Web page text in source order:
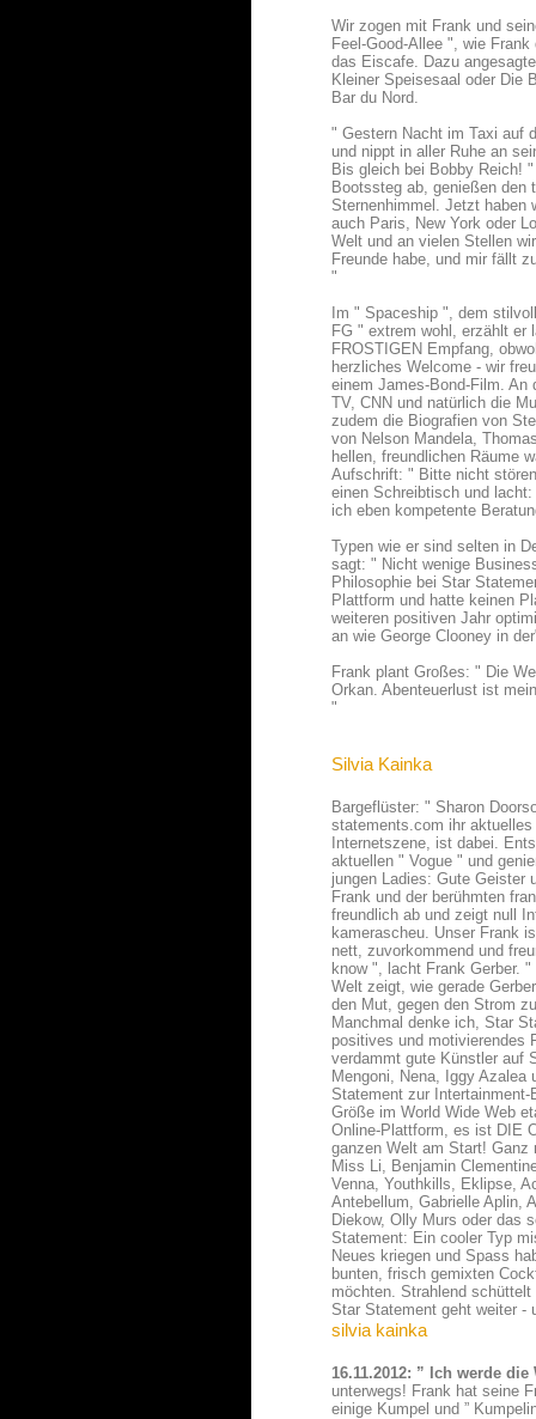
Wir zogen mit Frank und
Feel-Good-Allee ", wie
das Eiscafe. Dazu
Kleiner Speisesaal oder Die
Bar du Nord.
" Gestern Nacht im Taxi auf
und nippt in aller Ruhe an
Bis gleich bei Bobby Reich!
Bootssteg ab, genießen
Sternenhimmel. Jetzt haben
auch Paris, New York oder
Welt und an vielen Stellen
Freunde habe, und mir fällt
"
Im " Spaceship ", dem
FG " extrem wohl, erzählt
FROSTIGEN Empfang,
herzliches Welcome - wir
einem James-Bond-Film. An
TV, CNN und natürlich die
zudem die Biografien von
von Nelson Mandela,
hellen, freundlichen Räume
Aufschrift: " Bitte nicht
einen Schreibtisch und
ich eben kompetente
Typen wie er sind selten in
sagt: " Nicht wenige
Philosophie bei Star
Plattform und hatte keinen
weiteren positiven Jahr
an wie George Clooney in
Frank plant Großes: " Die
Orkan. Abenteuerlust ist
"
Silvia Kainka
Bargeflüster: " Sharon
statements.com ihr
Internetszene, ist dabei.
aktuellen " Vogue " und
jungen Ladies: Gute Geister
Frank und der berühmten
freundlich ab und zeigt null
kamerascheu. Unser Frank
nett, zuvorkommend und
know ", lacht Frank Gerber.
Welt zeigt, wie gerade
den Mut, gegen den Strom
Manchmal denke ich, Star
positives und motivierendes
verdammt gute Künstler auf
Mengoni, Nena, Iggy
Statement zur
Größe im World Wide Web
Online-Plattform, es ist DIE
ganzen Welt am Start!
Miss Li, Benjamin
Venna, Youthkills, Eklipse,
Antebellum, Gabrielle Aplin,
Diekow, Olly Murs oder das
Statement: Ein cooler Typ
Neues kriegen und Spass
bunten, frisch gemixten
möchten. Strahlend
Star Statement geht weiter
silvia kainka
16.11.2012: ” Ich werde